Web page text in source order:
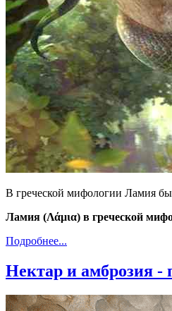
В греческой мифологии Ламия
Ламия (Λάμια) в греческой
Подробнее...
Нектар и амброзия -